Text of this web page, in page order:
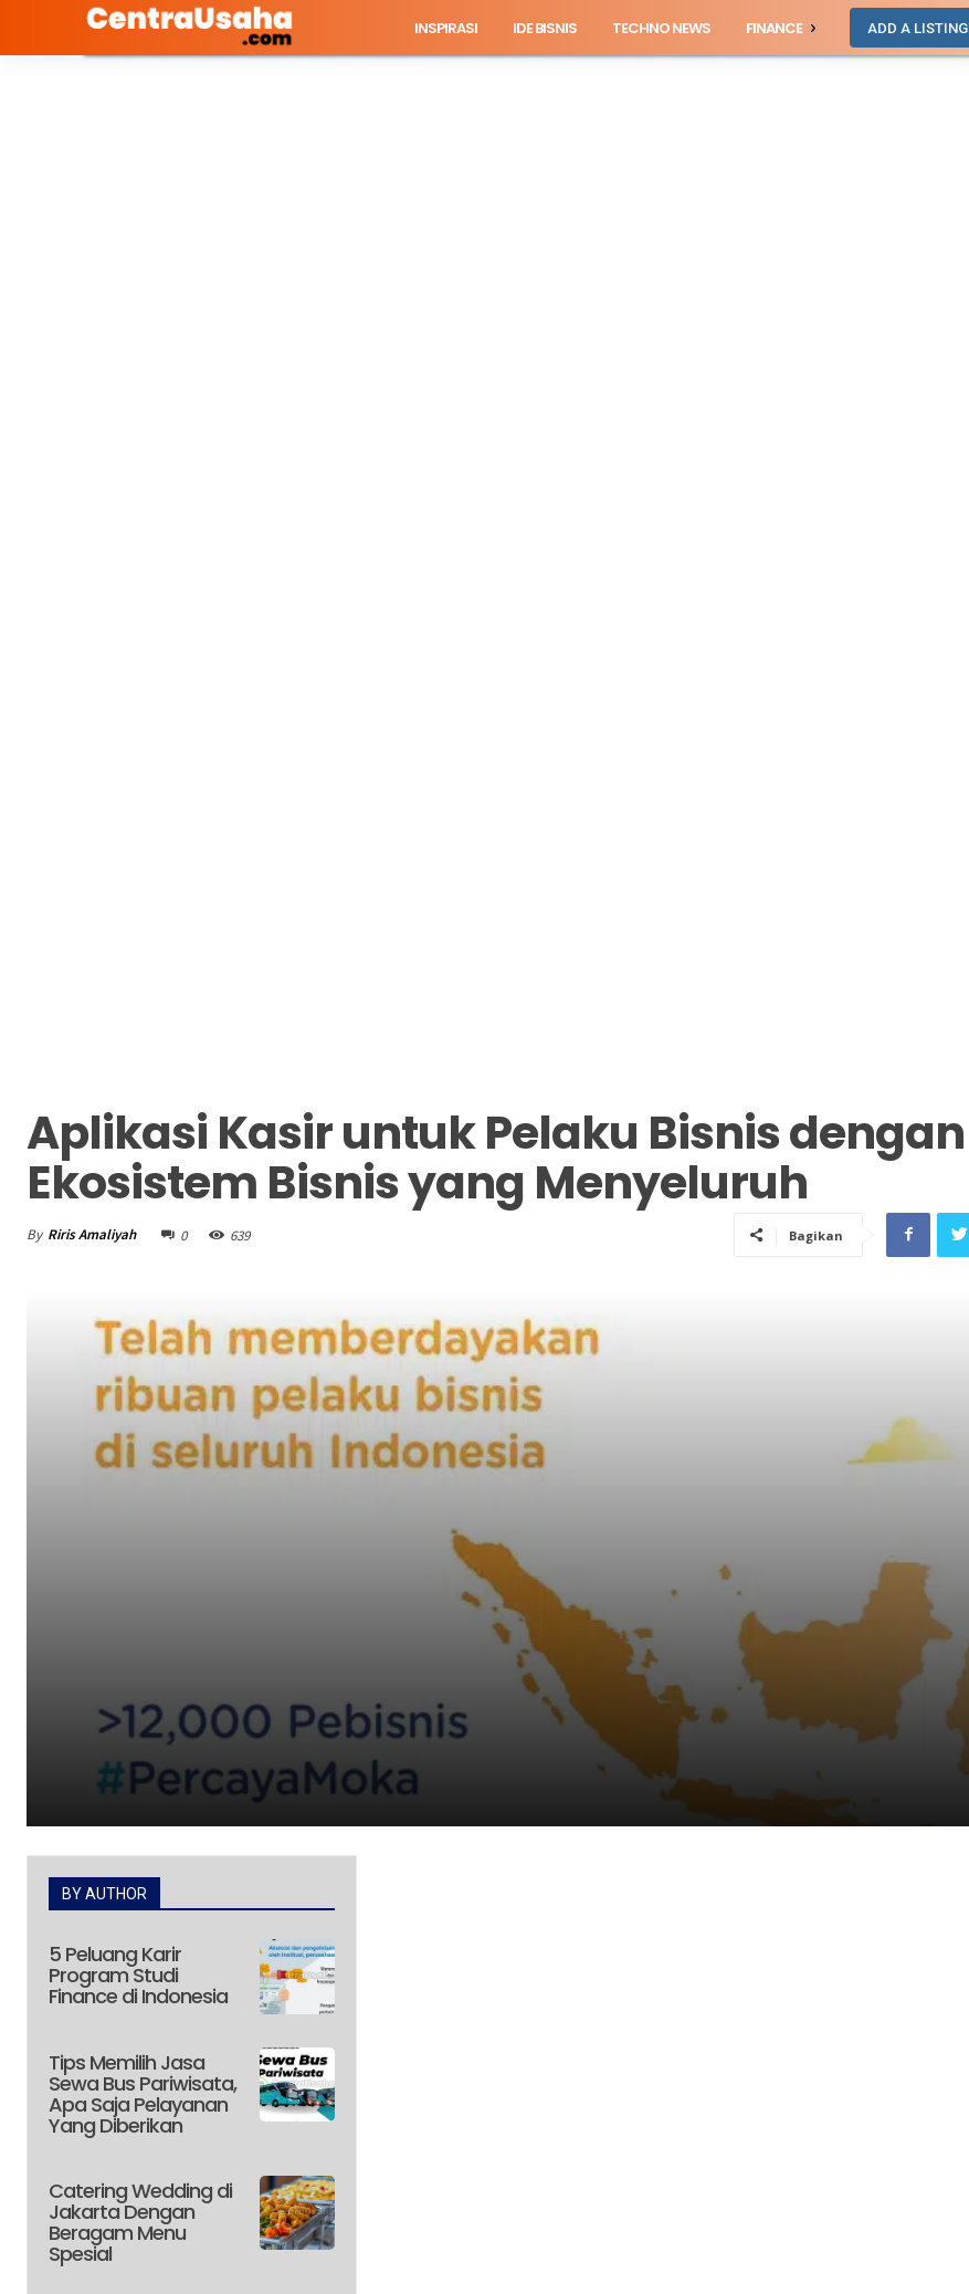
INSPIRASI IDE BISNIS TECHNO NEWS FINANCE ADD A LISTING
Aplikasi Kasir untuk Pelaku Bisnis dengan
Ekosistem Bisnis yang Menyeluruh
By Riris Amaliyah 0 639 Bagikan
BY AUTHOR
5 Peluang Karir
Program Studi
Finance di Indonesia
Tips Memilih Jasa
Sewa Bus Pariwisata,
Apa Saja Pelayanan
Yang Diberikan
Catering Wedding di
Jakarta Dengan
Beragam Menu
Spesial